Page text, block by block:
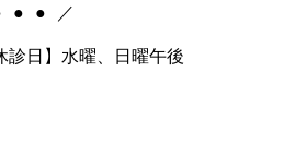
● ● ／
日】水曜、日曜午後